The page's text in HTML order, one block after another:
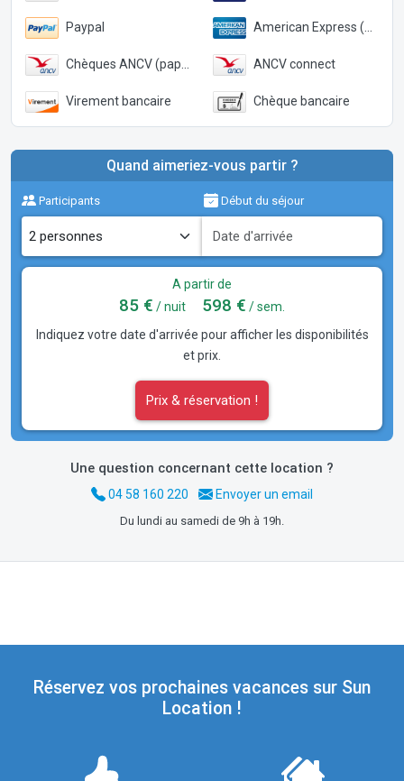
Paypal American Express (Paypal)
Chèques ANCV (papier) ANCV connect
Virement bancaire Chèque bancaire
Quand aimeriez-vous partir ?
Participants Début du séjour
A partir de
85 € / nuit 598 € / sem.
Indiquez votre date d'arrivée pour afficher les disponibilités
et prix.
Prix & réservation !
Une question concernant cette location ?
04 58 160 220 Envoyer un email
Du lundi au samedi de 9h à 19h.
Réservez vos prochaines vacances sur Sun
Location !